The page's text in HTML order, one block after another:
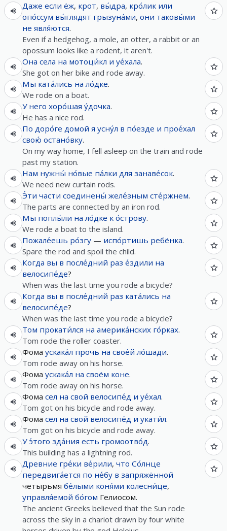
Даже если ёж, крот, вы́дра, кро́лик или
опо́ссум вы́глядят грызуна́ми, они таковы́ми
не явля́ются.
Even if a hedgehog, a mole, an otter, a rabbit or an
opossum looks like a rodent, it aren't.
Она села на мотоци́кл и уе́хала.
She got on her bike and rode away.
Мы ката́лись на ло́дке.
We rode on a boat.
У него хоро́шая у́дочка.
He has a nice rod.
По доро́ге домой я усну́л в по́езде и прое́хал
свою́ остано́вку.
On my way home, I fell asleep on the train and rode
past my station.
Нам нужны́ но́вые па́лки для занаве́сок.
We need new curtain rods.
Э́ти части соединены́ желе́зным сте́ржнем.
The parts are connected by an iron rod.
Мы поплы́ли на ло́дке к о́строву.
We rode a boat to the island.
Пожале́ешь ро́згу — испо́ртишь ребёнка.
Spare the rod and spoil the child.
Когда вы в после́дний раз е́здили на
велосипе́де?
When was the last time you rode a bicycle?
Когда вы в после́дний раз ката́лись на
велосипе́де?
When was the last time you rode a bicycle?
Том прокати́лся на америка́нских го́рках.
Tom rode the roller coaster.
Фома ускака́л прочь на свое́й ло́шади.
Tom rode away on his horse.
Фома ускака́л на своём коне.
Tom rode away on his horse.
Фома сел на свой велосипе́д и уе́хал.
Tom got on his bicycle and rode away.
Фома сел на свой велосипе́д и укати́л.
Tom got on his bicycle and rode away.
У э́того зда́ния есть громоотво́д.
This building has a lightning rod.
Древние гре́ки ве́рили, что Со́лнце
передвига́ется по не́бу в запряжённой
четырьмя бе́лыми коня́ми колесни́це,
управля́емой бо́гом Гелиосом.
The ancient Greeks believed that the Sun rode
across the sky in a chariot drawn by four white